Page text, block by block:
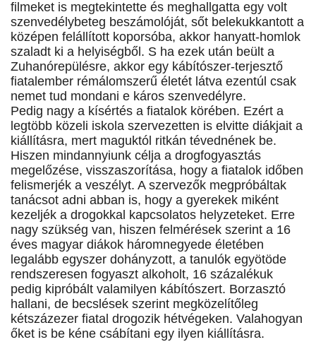
filmeket is megtekintette és meghallgatta egy volt
szenvedélybeteg beszámolóját, sőt belekukkantott a
középen felállított koporsóba, akkor hanyatt-homlok
szaladt ki a helyiségből. S ha ezek után beült a
Zuhanórepülésre, akkor egy kábítószer-terjesztő
fiatalember rémálomszerű életét látva ezentúl csak
nemet tud mondani e káros szenvedélyre.
Pedig nagy a kísértés a fiatalok körében. Ezért a
legtöbb közeli iskola szervezetten is elvitte diákjait a
kiállításra, mert maguktól ritkán tévednének be.
Hiszen mindannyiunk célja a drogfogyasztás
megelőzése, visszaszorítása, hogy a fiatalok időben
felismerjék a veszélyt. A szervezők megpróbáltak
tanácsot adni abban is, hogy a gyerekek miként
kezeljék a drogokkal kapcsolatos helyzeteket. Erre
nagy szükség van, hiszen felmérések szerint a 16
éves magyar diákok háromnegyede életében
legalább egyszer dohányzott, a tanulók egyötöde
rendszeresen fogyaszt alkoholt, 16 százalékuk
pedig kipróbált valamilyen kábítószert. Borzasztó
hallani, de becslések szerint megközelítőleg
kétszázezer fiatal drogozik hétvégeken. Valahogyan
őket is be kéne csábítani egy ilyen kiállításra.